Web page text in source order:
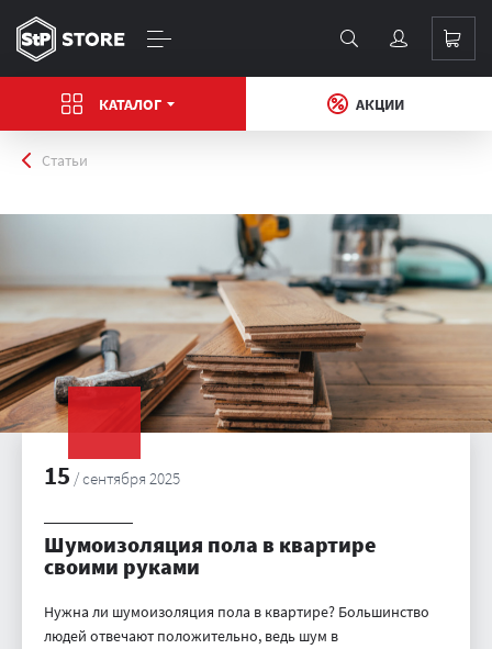
КАТАЛОГ АКЦИИ
Главная
Статьи
15 / сентября 2025
Шумоизоляция пола в квартире
своими руками
Нужна ли шумоизоляция пола в квартире? Большинство
людей отвечают положительно, ведь шум в